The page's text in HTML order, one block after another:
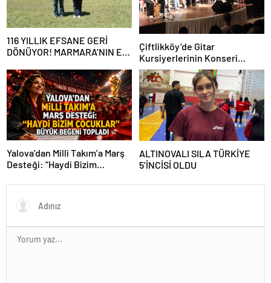
116 YILLIK EFSANE GERİ
DÖNÜYOR! MARMARA’NIN ER
KURULUYOR
Çiftlikköy’de Gitar
Kursiyerlerinin Konseri
Beğeni Topladı
Yalova’dan Milli Takım’a Marş
Desteği: “Haydi Bizim
Topladı
ALTINOVALI SILA TÜRKİYE
5’İNCİSİ OLDU